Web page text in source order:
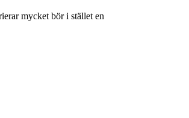
mycket bör i stället en